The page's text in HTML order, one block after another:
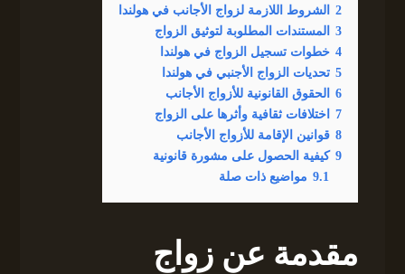
2
الشروط اللازمة لزواج الأجانب في هولندا
3
المستندات المطلوبة لتوثيق الزواج
4 خطوات تسجيل الزواج في هولندا
5 تحديات الزواج الأجنبي في هولندا
6
الحقوق القانونية للأزواج الأجانب
7
اختلافات ثقافية وأثرها على الزواج
8 قوانين الإقامة للأزواج الأجانب
9 كيفية الحصول على مشورة قانونية
9.1 مواضيع ذات صلة
مقدمة عن زواج